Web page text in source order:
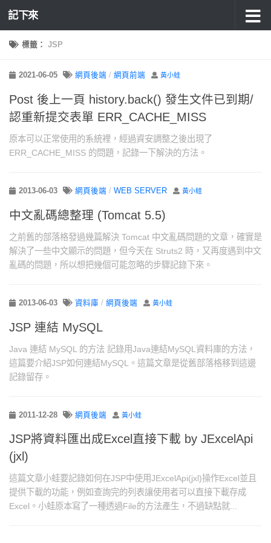
記下來
標籤： JSP
2021-06-05 網頁後端 / 網頁前端 黃小蛙
Post 後上一頁 history.back() 發生文件已到期/
認重新提交表單 ERR_CACHE_MISS
原本可以正常使用的系統裡，經過資安調整之後出現了
ERR_CACHE_MISS 的問題，記錄一下解決的方法。
2013-06-03 網頁後端 / WEB SERVER 黃小蛙
中文亂碼總整理 (Tomcat 5.5)
之前舊的部落格發過幾篇解決 Tomcat 中文亂碼問題的文章，確實是
解決了一些中文顯示的問題，但今天在 Struts2 時，又再度遇到中文
亂碼的問題，所以想把幾個可能忽略的步驟記錄下來。
2013-06-03 資料庫 / 網頁後端 黃小蛙
JSP 連結 MySQL
Java 連結 MySQL 的方法 記錄用Java連結MySQL資料庫的方法，
這篇要介紹JSP如何連結MySQL。這篇文章是從舊部落格移到這邊
記錄留存。
2011-12-28 網頁後端 黃小蛙
JSP將資料匯出成Excel直接下載 by JExcelApi
(jxl)
這篇文章小蛙要記錄如何在JSP中使用JExcelApi(jxl)操作Excel並且
提供下載的功能，例如查詢完的列表讓使用者可以直接下載存成
Excel。小蛙原本寫了一種透過File的方法產生，不過缺點就...